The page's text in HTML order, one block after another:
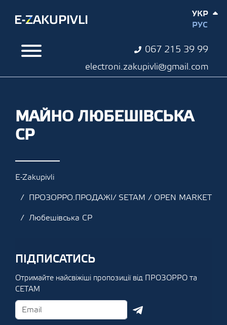
067 215 39 99
electroni.zakupivli@gmail.com
УКР
РУС
МАЙНО ЛЮБЕШІВСЬКА
СР
E-Zakupivli
ПРОЗОРРО.ПРОДАЖІ/ SETAM / OPEN MARKET
Любешівська СР
ПІДПИСАТИСЬ
Отримайте найсвіжіші пропозиції від ПРОЗОРРО та
СЕТАМ